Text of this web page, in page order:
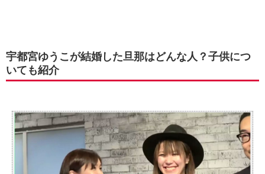
宇都宮ゆうこが結婚した旦那はどんな人？子供につ
いても紹介